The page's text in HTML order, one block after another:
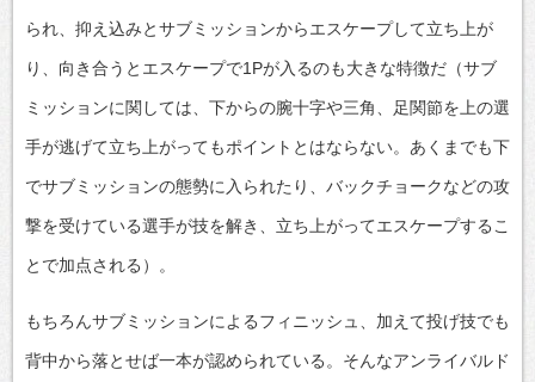
られ、抑え込みとサブミッションからエスケープして立ち上が
り、向き合うとエスケープで1Pが入るのも大きな特徴だ（サブ
ミッションに関しては、下からの腕十字や三角、足関節を上の選
手が逃げて立ち上がってもポイントとはならない。あくまでも下
でサブミッションの態勢に入られたり、バックチョークなどの攻
撃を受けている選手が技を解き、立ち上がってエスケープするこ
とで加点される）。
もちろんサブミッションによるフィニッシュ、加えて投げ技でも
背中から落とせば一本が認められている。そんなアンライバルド